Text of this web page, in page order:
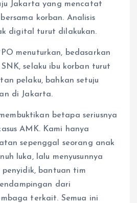
Jakarta yang mencatat
korban. Analisis
digital turut dilakukan.
menuturkan, bedasarkan
selaku ibu korban turut
pelaku, bahkan setuju
di Jakarta.
betapa seriusnya
AMK. Kami hanya
sepenggal seorang anak
luka, lalu menyusunnya
bantuan tim
dari
terkait. Semua ini